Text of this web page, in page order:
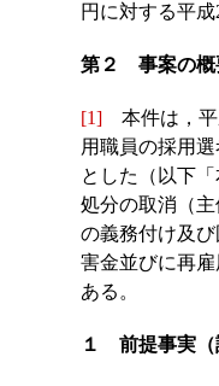
円に対する平
第２ 事案の概
[1] 本件は，平
用職員の採用
とした（以下
処分の取消（
の義務付け及
害金並びに再
ある。
１ 前提事実（